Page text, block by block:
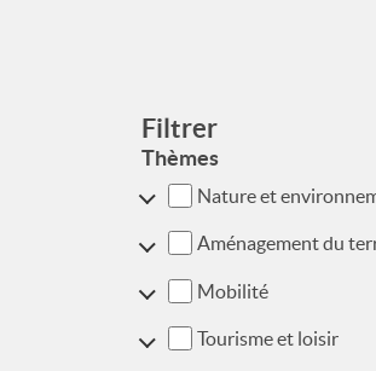
Filtrer
Thèmes
Nature et
Aménagement du
Mobilité
Tourisme et loisir